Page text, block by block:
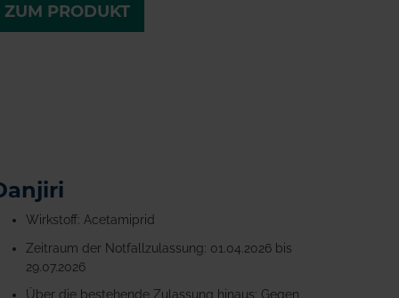
ZUM PRODUKT
Wirkstoff: Acetamiprid
Zeitraum der Notfallzulassung: 01.04.2026 bis
29.07.2026
Über die bestehende Zulassung hinaus: Gegen